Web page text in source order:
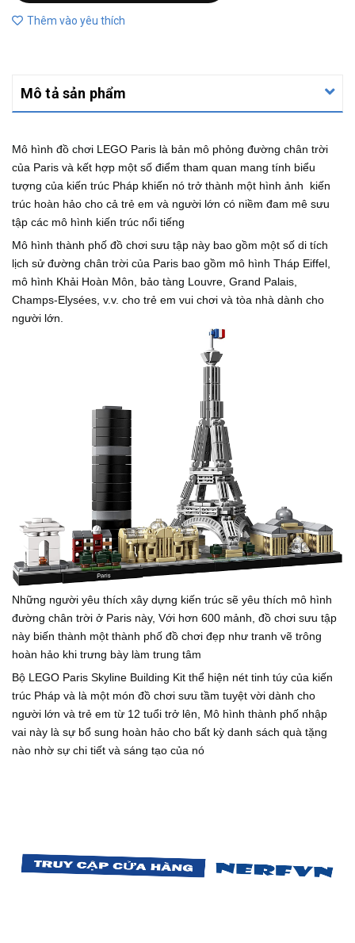
Thêm vào yêu thích
Mô tả sản phẩm
Mô hình đồ chơi LEGO Paris là bản mô phỏng đường chân trời
của Paris và kết hợp một số điểm tham quan mang tính biểu
tượng của kiến ​​trúc Pháp khiến nó trở thành một hình ảnh kiến ​​
trúc hoàn hảo cho cả trẻ em và người lớn có niềm đam mê sưu
tập các mô hình kiến trúc nổi tiếng
Mô hình thành phố đồ chơi sưu tập này bao gồm một số di tích
lịch sử đường chân trời của Paris bao gồm mô hình Tháp Eiffel,
mô hình Khải Hoàn Môn, bảo tàng Louvre, Grand Palais,
Champs-Elysées, v.v. cho trẻ em vui chơi và tòa nhà dành cho
người lớn.
Những người yêu thích xây dựng kiến ​​trúc sẽ yêu thích mô hình
đường chân trời ở Paris này, Với hơn 600 mảnh, đồ chơi sưu tập
này biến thành một thành phố đồ chơi đẹp như tranh vẽ trông
hoàn hảo khi trưng bày làm trung tâm
Bộ LEGO Paris Skyline Building Kit thể hiện nét tinh túy của kiến ​​
trúc Pháp và là một món đồ chơi sưu tầm tuyệt vời dành cho
người lớn và trẻ em từ 12 tuổi trở lên, Mô hình thành phố nhập
vai này là sự bổ sung hoàn hảo cho bất kỳ danh sách quà tặng
nào nhờ sự chi tiết và sáng tạo của nó